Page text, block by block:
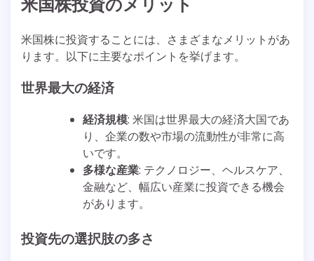
米国株投資のメリット
米国株に投資することには、さまざまなメリットがあ
ります。以下に主要なポイントを挙げます。
世界最大の経済
経済規模: 米国は世界最大の経済大国であ
り、企業の数や市場の流動性が非常に高
いです。
多様な産業: テクノロジー、ヘルスケア、
金融など、幅広い産業に投資できる機会
があります。
投資先の選択肢の多さ